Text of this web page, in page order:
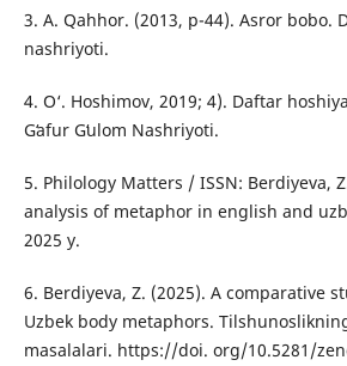
3. A. Qahhor. (2013, p-44). Asror bobo.
nashriyoti.
4. O‘. Hoshimov, 2019; 4). Daftar
Gʻafur Gʻulom Nashriyoti.
5. Philology Matters / ISSN: Berdiyeva,
analysis of metaphor in english and
2025 y.
6. Berdiyeva, Z. (2025). A comparative
Uzbek body metaphors.
masalalari. https://doi. org/10.5281/